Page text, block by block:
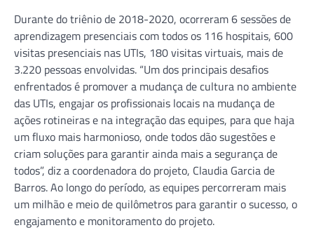
Durante do triênio de 2018-2020, ocorreram 6 sessões de
aprendizagem presenciais com todos os 116 hospitais, 600
visitas presenciais nas UTIs, 180 visitas virtuais, mais de
3.220 pessoas envolvidas. “Um dos principais desafios
enfrentados é promover a mudança de cultura no ambiente
das UTIs, engajar os profissionais locais na mudança de
ações rotineiras e na integração das equipes, para que haja
um fluxo mais harmonioso, onde todos dão sugestões e
criam soluções para garantir ainda mais a segurança de
todos”, diz a coordenadora do projeto, Claudia Garcia de
Barros. Ao longo do período, as equipes percorreram mais
um milhão e meio de quilômetros para garantir o sucesso, o
engajamento e monitoramento do projeto.